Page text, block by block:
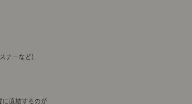
ナーなど）
に直結するのが